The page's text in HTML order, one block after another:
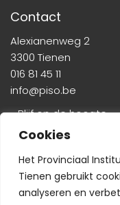
Cookies
Het Provinciaal
Tienen gebruikt
analyseren en
Contact
Alexianenweg 2
3300 Tienen
016 81 45 11
info@piso.be
» Blijf op de hoogte